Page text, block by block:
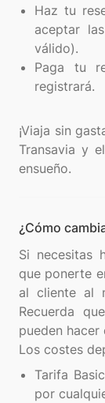
Haz tu
aceptar
válido).
Paga tu
registrará.
¡Viaja sin
Transavia y
¿Cómo
Si necesitas
que ponerte
al cliente al
Recuerda
pueden hacer
Tarifa
por